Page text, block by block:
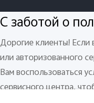
С заботой о
Дорогие клиенты!
или авторизованного
Вам воспользоваться
сервисного центра,